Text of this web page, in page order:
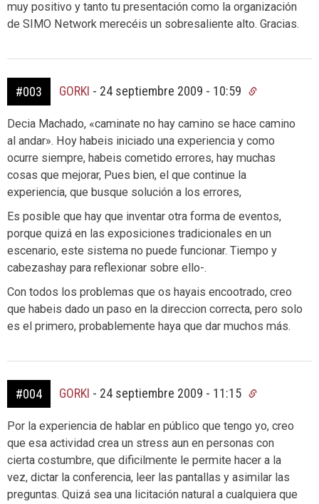
muy positivo y tanto tu presentación como la organización
de SIMO Network merecéis un sobresaliente alto. Gracias.
#003 GORKI - 24 septiembre 2009 - 10:59
Decia Machado, «caminate no hay camino se hace camino
al andar». Hoy habeis iniciado una experiencia y como
ocurre siempre, habeis cometido errores, hay muchas
cosas que mejorar, Pues bien, el que continue la
experiencia, que busque solución a los errores,
Es posible que hay que inventar otra forma de eventos,
porque quizá en las exposiciones tradicionales en un
escenario, este sistema no puede funcionar. Tiempo y
cabezashay para reflexionar sobre ello-.
Con todos los problemas que os hayais encootrado, creo
que habeis dado un paso en la direccion correcta, pero solo
es el primero, probablemente haya que dar muchos más.
#004 GORKI - 24 septiembre 2009 - 11:15
Por la experiencia de hablar en público que tengo yo, creo
que esa actividad crea un stress aun en personas con
cierta costumbre, que dificilmente le permite hacer a la
vez, dictar la conferencia, leer las pantallas y asimilar las
preguntas. Quizá sea una licitación natural a cualquiera que